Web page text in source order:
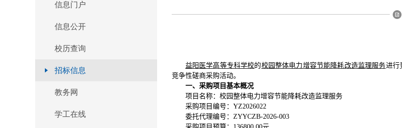
信息门户
信息公开
校历查询
招标信息
教务网
学工在线
益阳医学高等专科学校的校园整体电力增容节能降耗改造监理服务进行
竞争性磋商采购活动。
一、采购项目基本概况
项目名称： 校园整体电力增容节能降耗改造监理服务
采购项目编号： YZ2026022
委托代理编号：ZYYCZB-2026-003